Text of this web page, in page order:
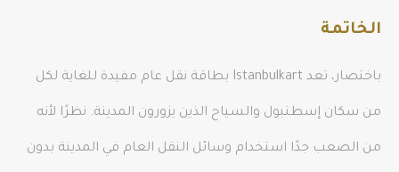
الخاتمة
باختصار، تعد Istanbulkart بطاقة نقل عام مفيدة للغاية لكل
من سكان إسطنبول والسياح الذين يزورون المدينة. نظرًا لأنه
من الصعب جدًا استخدام وسائل النقل العام في المدينة بدون